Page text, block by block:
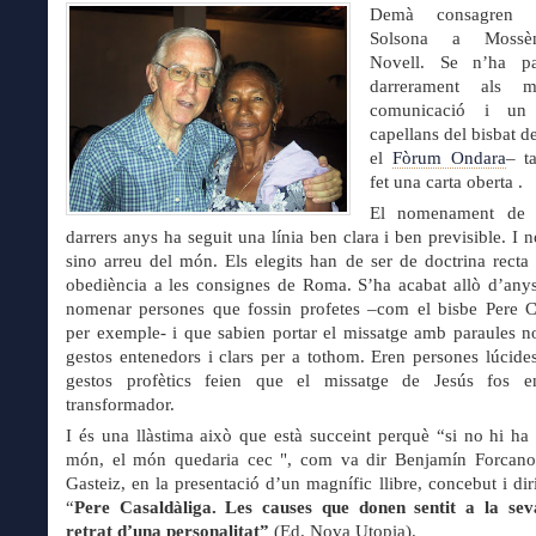
Demà consagren
Solsona a
Novell. Se n’ha
darrerament als
comunicació i
capellans del bisbat
el Fòrum Ondara–
fet una carta oberta .
El nomenament de
darrers anys ha seguit una línia ben clara i ben previsible. I
sino arreu del món. Els elegits han de ser de doctrina
obediència a les consignes de Roma. S’ha acabat allò
nomenar persones que fossin profetes –com el bisbe Pere
per exemple- i que sabien portar el missatge amb paraules
gestos entenedors i clars per a tothom. Eren persones
gestos profètics feien que el missatge de Jesús fos
transformador.
I és una llàstima això que està succeint perquè “si no hi ha
món, el món quedaria cec ", com va dir Benjamín
Gasteiz, en la presentació d’un magnífic llibre, concebut i
“Pere Casaldàliga. Les causes que donen sentit a la
retrat d’una personalitat” (Ed. Nova Utopia).